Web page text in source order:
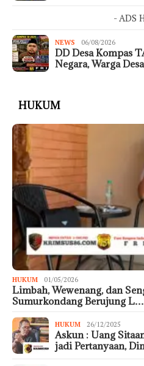
- ADS
NEWS 06/08/2026
DD Desa Kompas
Negara, Warga
HUKUM
HUKUM 01/05/2026
Limbah, Wewenang, dan
Sumurkondang Berujung L…
HUKUM 26/12/2025
Askun : Uang
jadi Pertanyaan,